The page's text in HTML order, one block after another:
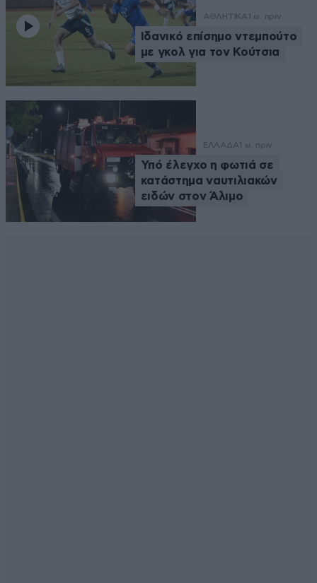
ΑΘΛΗΤΙΚΑ 1 ω. πριν
Ιδανικό επίσημο ντεμπούτο
με γκολ για τον Κούτσια
ΕΛΛΑΔΑ 1 ω. πριν
Υπό έλεγχο η φωτιά σε
κατάστημα ναυτιλιακών
ειδών στον Άλιμο